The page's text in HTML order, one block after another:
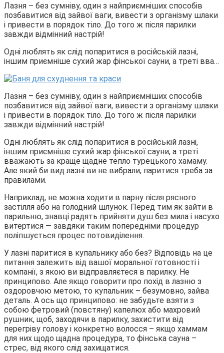
Лазня – без сумніву, один з найприємніших способів
позбавитися від зайвої ваги, вивести з організму шлаки
і привести в порядок тіло. До того ж після парилки
завжди відмінний настрій!
Одні люблять як слід попаритися в російській лазні,
іншим приємніше сухий жар фінської сауни, а треті вва…
Лазня – без сумніву, один з найприємніших способів
позбавитися від зайвої ваги, вивести з організму шлаки
і привести в порядок тіло. До того ж після парилки
завжди відмінний настрій!
Одні люблять як слід попаритися в російській лазні,
іншим приємніше сухий жар фінської сауни, а треті
вважають за краще щадне тепло турецького хамаму.
Але який би вид лазні ви не вибрали, паритися треба за
правилами.
Наприклад, не можна ходити в парну після рясного
застілля або на голодний шлунок. Перед тим як зайти в
парильню, знавці радять прийняти душ без мила і насухо
витертися — завдяки таким попередніми процедур
поліпшується процес потовиділення.
У лазні паритися в купальнику або без? Відповідь на це
питання залежить від вашої моральної готовності і
компанії, з якою ви відправляєтеся в парилку. Не
принципово. Але якщо говорити про похід в лазню з
оздоровчою метою, то купальник – безумовно, зайва
деталь. А ось що принципово: не забудьте взяти з
собою фетровий (повстяну) капелюх або махровий
рушник, щоб, заходячи в парилку, захистити від
перегріву голову і конкретно волосся – якщо хаммам
для них щодо щадна процедура, то фінська сауна –
стрес, від якого слід захищатися.